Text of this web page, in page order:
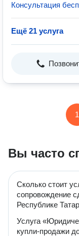
Консультация
Ещё 21 услуга
1
Вы часто
Сколько стоит
сопровождение
Республике
Услуга
купли-продажи